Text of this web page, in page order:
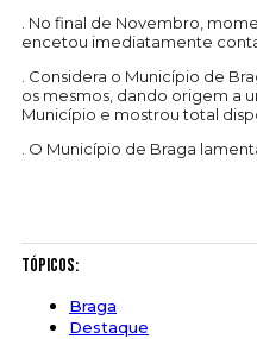
. No final de Novembro,
encetou imediatamente
. Considera o Município de
os mesmos, dando origem a
Município e mostrou total
. O Município de Braga
Tópicos:
Braga
Destaque